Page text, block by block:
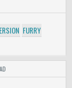
FURRY